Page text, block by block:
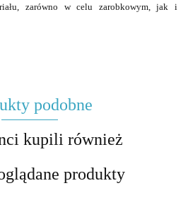
zarówno w celu zarobkowym, jak i
podobne
kupili również
produkty